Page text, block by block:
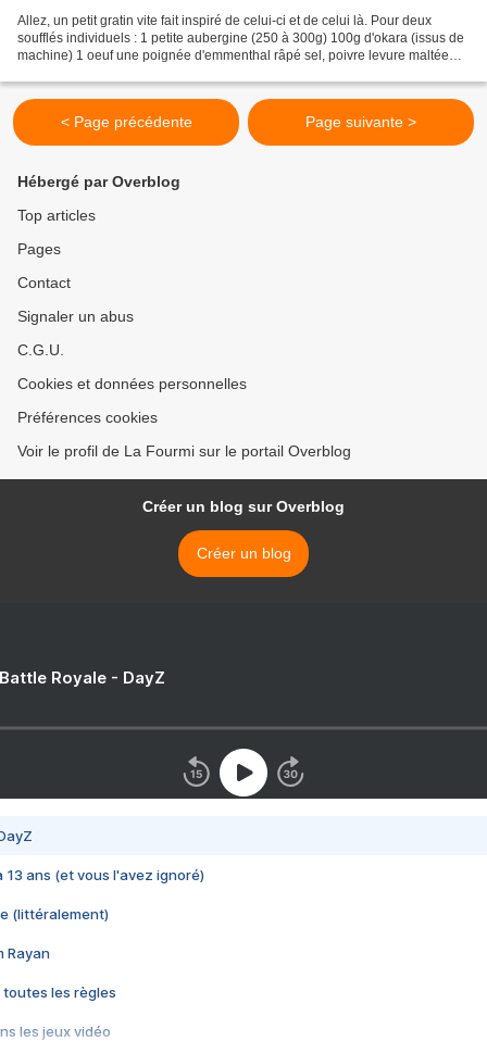
Allez, un petit gratin vite fait inspiré de celui-ci et de celui là. Pour deux
soufflés individuels : 1 petite aubergine (250 à 300g) 100g d'okara (issus de
machine) 1 oeuf une poignée d'emmenthal râpé sel, poivre levure maltée
< Page précédente Page suivante >
Hébergé par Overblog
Top articles
Pages
Contact
Signaler un abus
C.G.U.
Cookies et données personnelles
Préférences cookies
Voir le profil de La Fourmi sur le portail Overblog
Créer un blog sur Overblog
Créer un blog
Royale - DayZ
13 ans (et vous l'avez ignoré)
(littéralement)
Rayan
toutes les règles
les jeux vidéo